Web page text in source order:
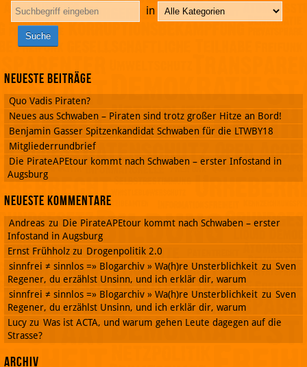
in
Neueste Beiträge
Quo Vadis Piraten?
Neues aus Schwaben – Piraten sind trotz großer Hitze an Bord!
Benjamin Gasser Spitzenkandidat Schwaben für die LTWBY18
Mitgliederrundbrief
Die PirateAPEtour kommt nach Schwaben – erster Infostand in
Augsburg
Neueste Kommentare
Andreas zu Die PirateAPEtour kommt nach Schwaben – erster
Infostand in Augsburg
Ernst Frühholz zu Drogenpolitik 2.0
sinnfrei ≠ sinnlos =» Blogarchiv » Wa(h)re Unsterblichkeit zu Sven
Regener, du erzählst Unsinn, und ich erklär dir, warum
sinnfrei ≠ sinnlos =» Blogarchiv » Wa(h)re Unsterblichkeit zu Sven
Regener, du erzählst Unsinn, und ich erklär dir, warum
Lucy zu Was ist ACTA, und warum gehen Leute dagegen auf die
Strasse?
Archiv